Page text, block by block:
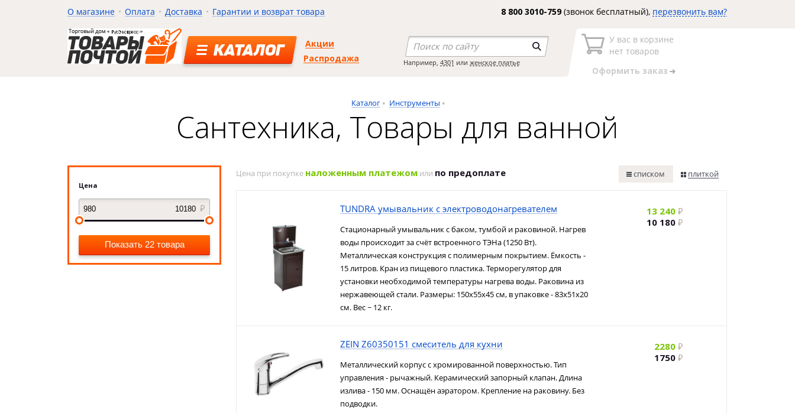
О магазине Оплата Доставка Гарантии и возврат товара 8 800 3010-759(звонок бесплатный), перезвонить вам?
КАТАЛОГ
Акции
Распродажа
Например, 4301 или женское платье
У вас в корзине
нет товаров
Оформить заказ
Каталог Инструменты
Сантехника, Товары для ванной
Цена
Показать 22 товара
Цена при покупке наложенным платежом или по предоплате списком плиткой
TUNDRA умывальник с электроводонагревателем
Стационарный умывальник с баком, тумбой и раковиной. Нагрев
воды происходит за счёт встроенного ТЭНа (1250 Вт).
Металлическая конструкция с полимерным покрытием. Ёмкость -
15 литров. Кран из пищевого пластика. Терморегулятор для
установки необходимой температуры нагрева воды. Раковина из
нержавеющей стали. Размеры: 150х55х45 см, в упаковке - 83x51x20
см. Вес ~ 12 кг.
13 240
10 180
ZEIN Z60350151 смеситель для кухни
Металлический корпус с хромированной поверхностью. Тип
управления - рычажный. Керамический запорный клапан. Длина
излива - 150 мм. Оснащён аэратором. Крепление на раковину. Без
подводки.
2280
1750